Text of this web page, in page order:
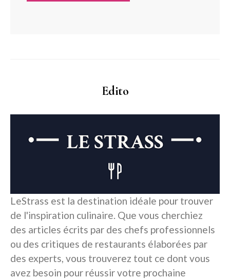
Edito
LeStrass est la destination idéale pour trouver
de l'inspiration culinaire. Que vous cherchiez
des articles écrits par des chefs professionnels
ou des critiques de restaurants élaborées par
des experts, vous trouverez tout ce dont vous
avez besoin pour réussir votre prochaine